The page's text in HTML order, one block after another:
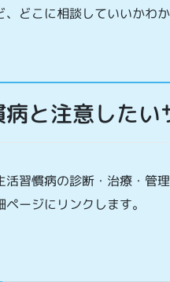
、どこに相談していいかわ
と注意したい
習慣病の診断・治療・管理
ージにリンクします。